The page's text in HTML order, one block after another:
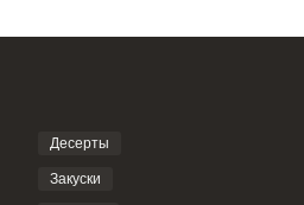
Десерты
Закуски